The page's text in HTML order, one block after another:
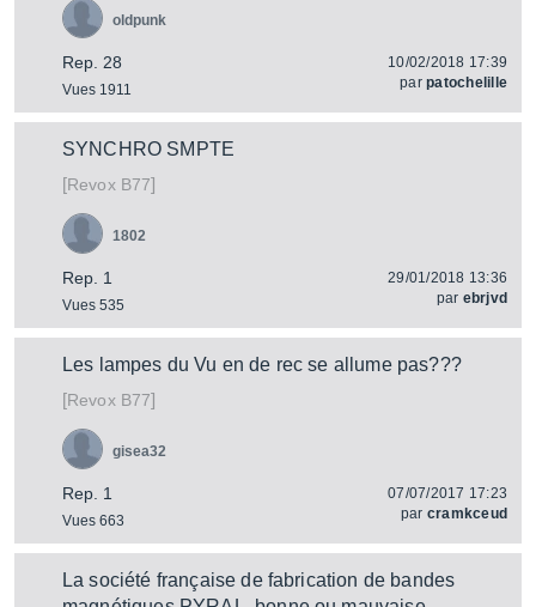
Rep. 28
Vues 1911
oldpunk
10/02/2018 17:39
parpatochelille
SYNCHRO SMPTE
[RevoxB77]
Rep. 1
Vues 535
1802
29/01/2018 13:36
par ebrjvd
Les lampes du Vu en de rec se allume pas???
[RevoxB77]
Rep. 1
Vues 663
gisea32
07/07/2017 17:23
par cramkceud
La société française de fabrication de bandes